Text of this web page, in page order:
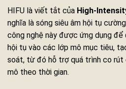
HIFU là viết tắt của High-
nghĩa là sóng siêu âm hội tụ
công nghệ này được ứng dụng để
hội tụ vào các lớp mô mục tiêu,
soát, từ đó hỗ trợ quá trình co rút
mô theo thời gian.